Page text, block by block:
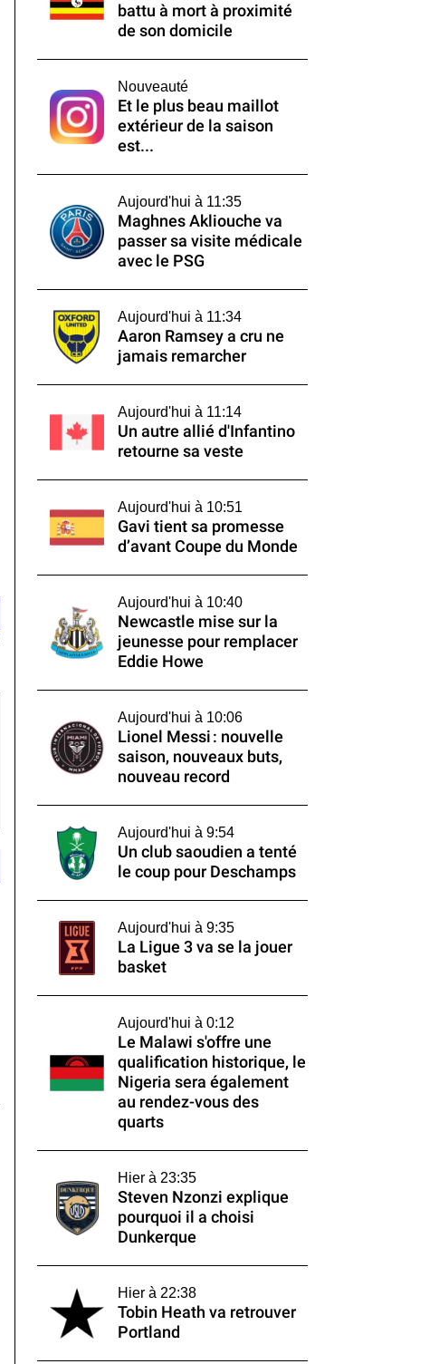
battu à mort à proximité
de son domicile
Nouveauté
Et le plus beau maillot
extérieur de la saison
est...
Aujourd'hui à 11:35
Maghnes Akliouche va
passer sa visite médicale
avec le PSG
Aujourd'hui à 11:34
Aaron Ramsey a cru ne
jamais remarcher
Aujourd'hui à 11:14
Un autre allié d'Infantino
retourne sa veste
Aujourd'hui à 10:51
Gavi tient sa promesse
d’avant Coupe du Monde
Aujourd'hui à 10:40
Newcastle mise sur la
jeunesse pour remplacer
Eddie Howe
Aujourd'hui à 10:06
Lionel Messi : nouvelle
saison, nouveaux buts,
nouveau record
Aujourd'hui à 9:54
Un club saoudien a tenté
le coup pour Deschamps
Aujourd'hui à 9:35
La Ligue 3 va se la jouer
basket
Aujourd'hui à 0:12
Le Malawi s'offre une
qualification historique, le
Nigeria sera également
au rendez-vous des
quarts
Hier à 23:35
Steven Nzonzi explique
pourquoi il a choisi
Dunkerque
Hier à 22:38
Tobin Heath va retrouver
Portland